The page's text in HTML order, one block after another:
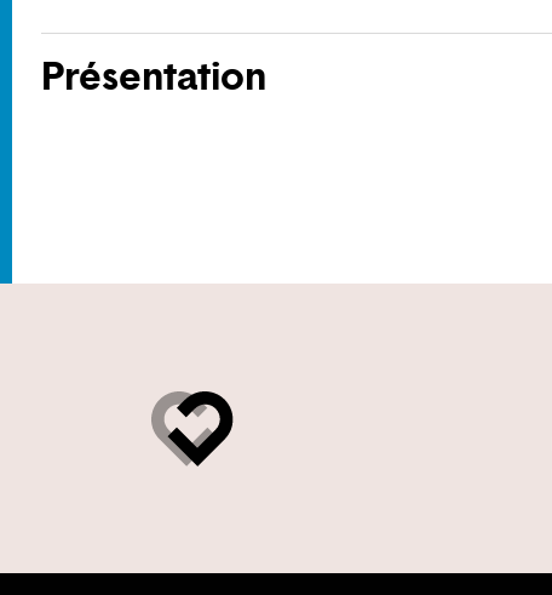
Présentation